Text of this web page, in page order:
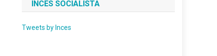
INCES SOCIALISTA
Tweets by Inces